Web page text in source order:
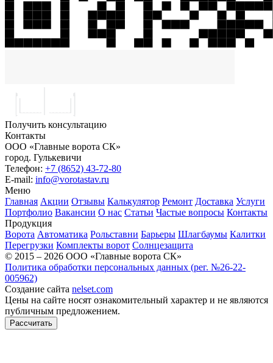
Получить консультацию
Контакты
ООО «Главные ворота СК»
город. Гулькевичи
Телефон: +7 (8652) 43-72-80
E-mail: info@vorotastav.ru
Меню
Главная Акции Отзывы Калькулятор Ремонт Доставка Услуги
Портфолио Вакансии О нас Статьи Частые вопросы Контакты
Продукция
Ворота Автоматика Рольставни Барьеры Шлагбаумы Калитки
Перегрузки Комплекты ворот Солнцезащита
© 2015 – 2026 ООО «Главные ворота СК»
Политика обработки персональных данных (рег. №26-22-
005962)
Создание сайта nelset.com
Цены на сайте носят ознакомительный характер и не являются
публичным предложением.
Рассчитать